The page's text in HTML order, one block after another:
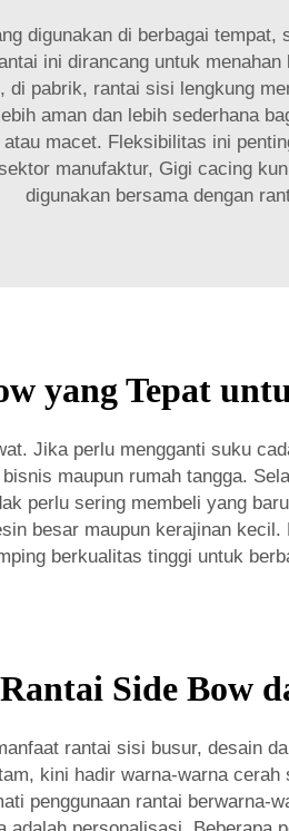
digunakan di berbagai
ini dirancang untuk
pabrik, rantai sisi lengkung
aman dan lebih sederhana
macet. Fleksibilitas ini
manufaktur, Gigi cacing
digunakan bersama dengan
yang Tepat
Jika perlu mengganti suku
maupun rumah tangga.
perlu sering membeli yang
besar maupun kerajinan
berkualitas tinggi untuk
Side Bow
rantai sisi busur, desain
kini hadir warna-warna
penggunaan rantai